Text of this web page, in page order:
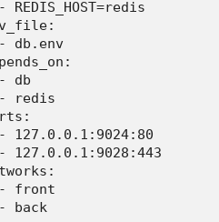
REDIS_HOST=redis
db.env
db
redis
127.0.0.1:9024:80
127.0.0.1:9028:443
front
back